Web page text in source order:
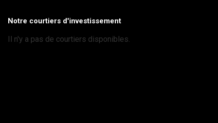
Notre courtiers d'investissement
Il n'y a pas de courtiers disponibles.